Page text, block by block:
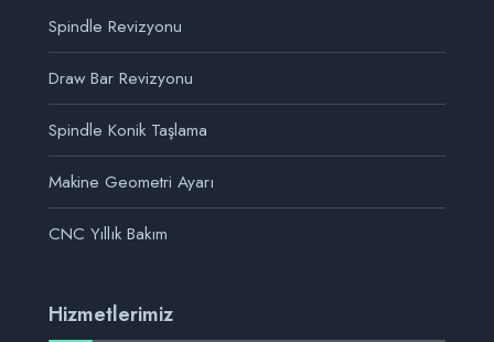
Spindle Revizyonu
Draw Bar Revizyonu
Spindle Konik Taşlama
Makine Geometri Ayarı
CNC Yıllık Bakım
Hizmetlerimiz